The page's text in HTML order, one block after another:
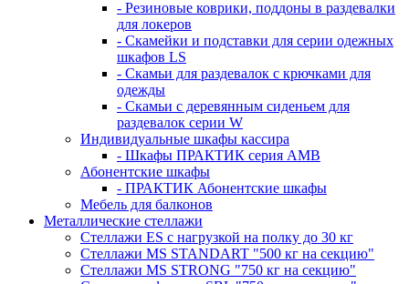
- Резиновые коврики, поддоны в раздевалки
для локеров
- Скамейки и подставки для серии одежных
шкафов LS
- Скамьи для раздевалок с крючками для
одежды
- Скамьи с деревянным сиденьем для
раздевалок серии W
Индивидуальные шкафы кассира
- Шкафы ПРАКТИК серия AMB
Абонентские шкафы
- ПРАКТИК Абонентские шкафы
Мебель для балконов
Металлические стеллажи
Стеллажи ES с нагрузкой на полку до 30 кг
Стеллажи MS STANDART "500 кг на секцию"
Стеллажи MS STRONG "750 кг на секцию"